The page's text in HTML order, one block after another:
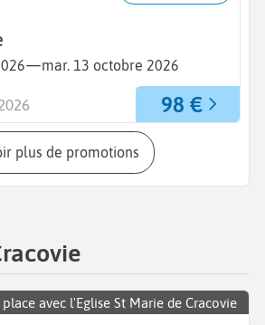
—mar. 13 octobre 2026
98 €
plus de promotions
place avec l'Eglise St Marie de Cracovie